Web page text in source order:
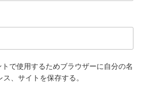
で使用するためブラウザーに自分の名
、サイトを保存する。